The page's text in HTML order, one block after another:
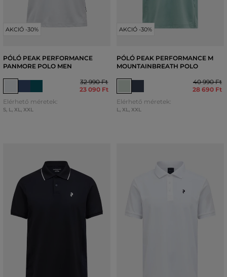
AKCIÓ -30%
PÓLÓ PEAK PERFORMANCE
PANMORE POLO MEN
32 990 Ft
23 090 Ft
Elérhető méretek:
S, L, XL, XXL
AKCIÓ -30%
PÓLÓ PEAK PERFORMANCE M
MOUNTAINBREATH POLO
40 990 Ft
28 690 Ft
Elérhető méretek:
L, XL, XXL